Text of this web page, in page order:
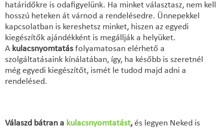
határidőkre is odafigyelünk. Ha minket választasz, nem kell
hosszú heteken át várnod a rendelésedre. Ünnepekkel
kapcsolatban is kereshetsz minket, hiszen az egyedi
kiegészítők ajándékként is megállják a helyüket.
A kulacsnyomtatás folyamatosan elérhető a
szolgáltatásaink kínálatában, így, ha később is szeretnél
még egyedi kiegészítőt, ismét le tudod majd adni a
rendelésed.
Válaszd bátran a kulacsnyomtatást, és legyen Neked is